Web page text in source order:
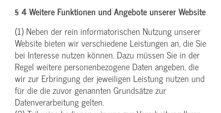
§ 4 Weitere Funktionen und Angebote unserer Website
(1) Neben der rein informatorischen Nutzung unserer
Website bieten wir verschiedene Leistungen an, die Sie
bei Interesse nutzen können. Dazu müssen Sie in der
Regel weitere personenbezogene Daten angeben, die
wir zur Erbringung der jeweiligen Leistung nutzen und
für die die zuvor genannten Grundsätze zur
Datenverarbeitung gelten.